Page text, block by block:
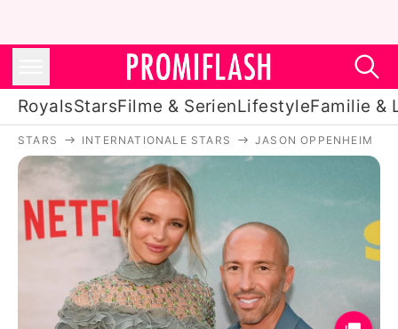
RoyalsStarsFilme & SerienLifestyleFamilie &
Royals
Stars
Filme & Serien
Lifestyle
Familie & Liebe
STARS INTERNATIONALE STARS JASON OPPENHEIM